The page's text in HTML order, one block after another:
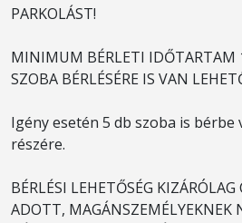
PARKOLÁST!
MINIMUM BÉRLETI IDŐTARTAM
SZOBA BÉRLÉSÉRE IS VAN
Igény esetén 5 db szoba is bérbe
részére.
BÉRLÉSI LEHETŐSÉG KIZÁRÓLAG
ADOTT, MAGÁNSZEMÉLYEKNEK